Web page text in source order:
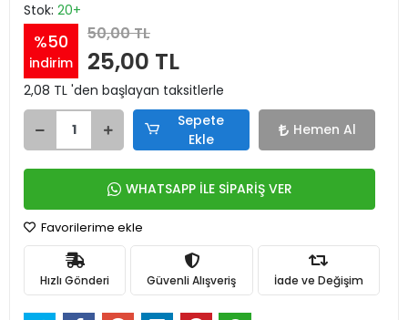
Stok: 20+
%50
indirim
50,00 TL
25,00 TL
2,08 TL 'den başlayan taksitlerle
Sepete
Ekle
Hemen Al
WHATSAPP İLE SİPARİŞ VER
Favorilerime ekle
Hızlı Gönderi Güvenli Alışveriş İade ve Değişim